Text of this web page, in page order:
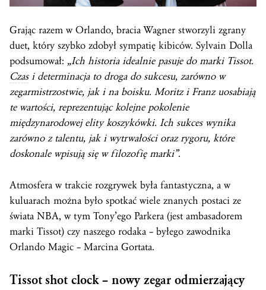
Grając razem w Orlando, bracia Wagner stworzyli zgrany
duet, który szybko zdobył sympatię kibiców. Sylvain Dolla
podsumował: „Ich historia idealnie pasuje do marki Tissot.
Czasi determinacja to droga do sukcesu, zarówno w
zegarmistrzostwie, jak i na boisku. Moritz i Franz uosabiają
te wartości, reprezentując kolejne pokolenie
międzynarodowej elity koszykówki. Ich sukces wynika
zarówno z talentu, jak i wytrwałości oraz rygoru, które
doskonale wpisują się w filozofię marki”.
Atmosfera w trakcie rozgrywek była fantastyczna, a w
kuluarach można było spotkać wiele znanych postaci ze
świata NBA, w tym Tony’ego Parkera (jest ambasadorem
marki Tissot) czy naszego rodaka – byłego zawodnika
Orlando Magic – Marcina Gortata.
Tissot shot clock – nowy zegar odmierzający